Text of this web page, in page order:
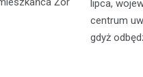
w
lipca,
centrum
gdyż